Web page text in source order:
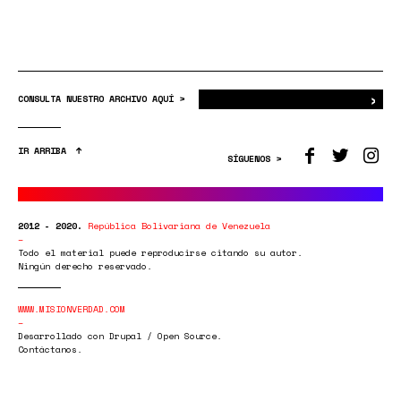
CONSULTA NUESTRO ARCHIVO AQUÍ > ›
IR ARRIBA
SÍGUENOS >
2012 - 2020. República Bolivariana de Venezuela
Todo el material puede reproducirse citando su autor.
Ningún derecho reservado.
WWW.MISIONVERDAD.COM
Desarrollado con Drupal / Open Source.
Contáctanos.